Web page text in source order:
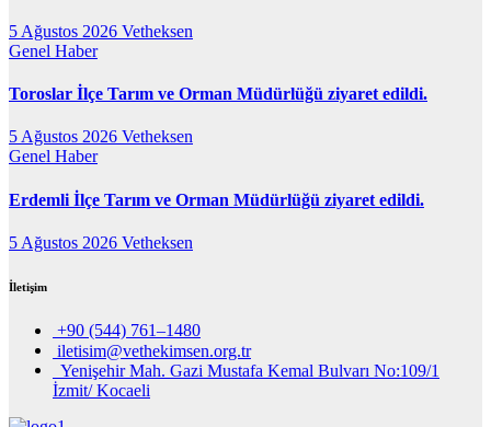
5 Ağustos 2026 Vetheksen
Genel Haber
Toroslar İlçe Tarım ve Orman Müdürlüğü ziyaret edildi.
5 Ağustos 2026 Vetheksen
Genel Haber
Erdemli İlçe Tarım ve Orman Müdürlüğü ziyaret edildi.
5 Ağustos 2026 Vetheksen
İletişim
+90 (544) 761–1480
iletisim@vethekimsen.org.tr
Yenişehir Mah. Gazi Mustafa Kemal Bulvarı No:109/1
İzmit/ Kocaeli